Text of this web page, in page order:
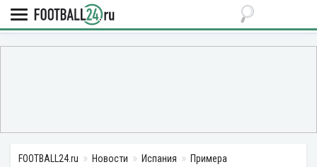
FOOTBALL24.ru Новости Испания Примера